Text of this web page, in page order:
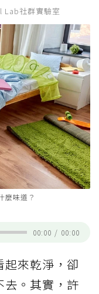
Lab社群實驗室
麼味道？
00:00 / 00:00
來乾淨，卻
去。其實，許